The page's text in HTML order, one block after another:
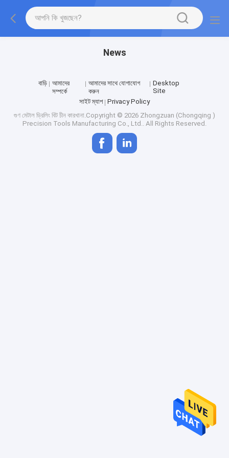
News
বাড়ি
আমাদের
সম্পর্কে
আমাদের সাথে যোগাযোগ
করুন
Desktop
Site
সাইট ম্যাপ
Privacy Policy
গুণ মেটাল ড্রিলিং বিট চীন কারখানা.Copyright © 2026 Zhongzuan (Chongqing )
Precision Tools Manufacturing Co., Ltd.. All Rights Reserved.